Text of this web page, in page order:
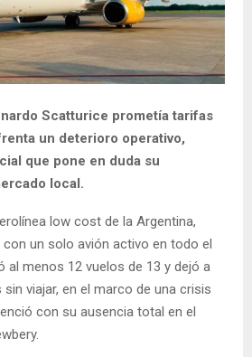
Scatturice prometía tarifas
un deterioro operativo,
que pone en duda su
local.
low cost de la Argentina,
un solo avión activo en todo el
al menos 12 vuelos de 13 y dejó a
viajar, en el marco de una crisis
con su ausencia total en el